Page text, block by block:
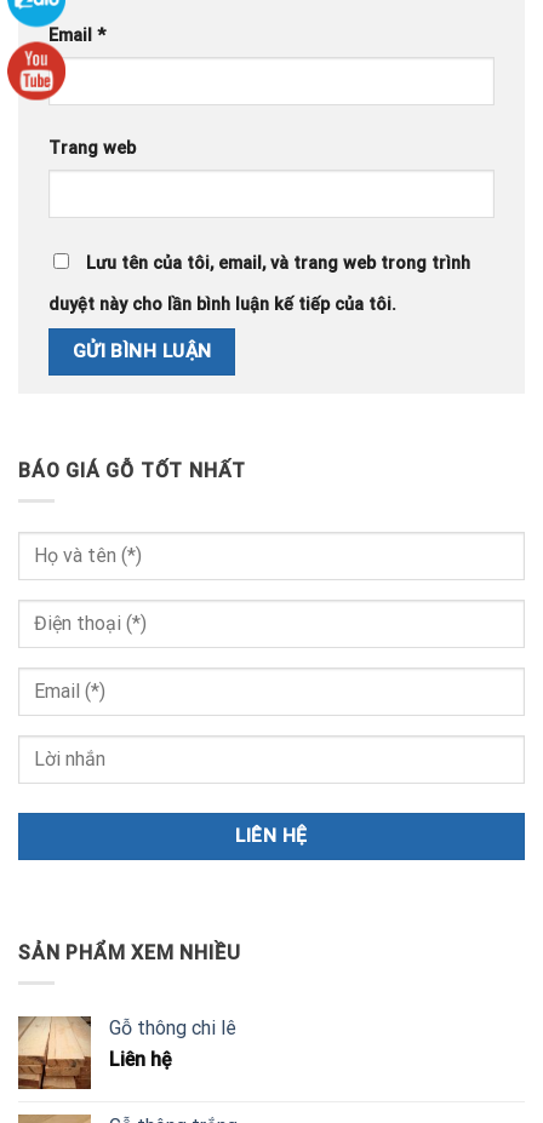
Email *
Trang web
Lưu tên của tôi, email, và trang web trong trình
duyệt này cho lần bình luận kế tiếp của tôi.
BÁO GIÁ GỖ TỐT NHẤT
SẢN PHẨM XEM NHIỀU
Gỗ thông chi lê
Liên hệ